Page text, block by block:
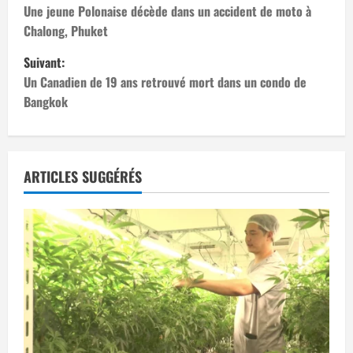
a
v
i
g
t
i
o
n
d
Une jeune Polonaise décède dans un accident de moto à
Chalong, Phuket
Suivant:
Un Canadien de 19 ans retrouvé mort dans un condo de
Bangkok
ARTICLES SUGGÉRÉS